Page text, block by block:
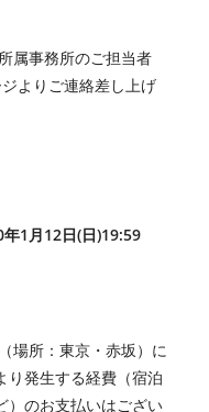
属事務所のご担当者
よりご連絡差し上げ
1月12日(日)19:59
場所：東京・赤坂）に
り発生する経費（宿泊
）のお支払いはござい